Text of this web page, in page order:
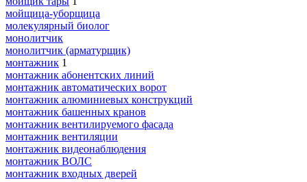
мойщица-уборщица
молекулярный биолог
монолитчик
монолитчик (арматурщик)
монтажник 1
монтажник абонентских линий
монтажник автоматических ворот
монтажник алюминиевых конструкций
монтажник башенных кранов
монтажник вентилируемого фасада
монтажник вентиляции
монтажник видеонаблюдения
монтажник ВОЛС
монтажник входных дверей